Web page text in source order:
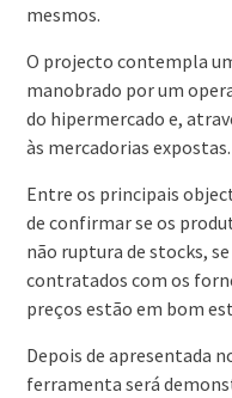
mesmos.
O projecto contempla
manobrado por um
do hipermercado e,
às mercadorias expostas.
Entre os principais
de confirmar se os
não ruptura de stocks,
contratados com os
preços estão em bom
Depois de apresentada
ferramenta será